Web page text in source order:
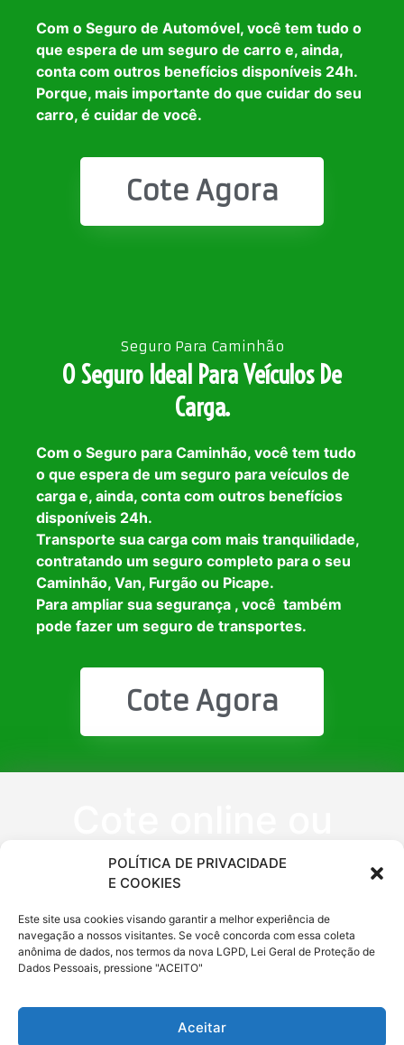
POLÍTICA DE PRIVACIDADE
E COOKIES
Este site usa cookies visando garantir a melhor experiência de
navegação a nossos visitantes. Se você concorda com essa coleta
anônima de dados, nos termos da nova LGPD, Lei Geral de Proteção de
Dados Pessoais, pressione "ACEITO"
Aceitar
Com o Seguro de Automóvel, você tem tudo o
que espera de um seguro de carro e, ainda,
conta com outros benefícios disponíveis 24h.
Porque, mais importante do que cuidar do seu
carro, é cuidar de você.
Cote Agora
Seguro Para Caminhão
O Seguro Ideal Para Veículos De
Carga.
Com o Seguro para Caminhão, você tem tudo
o que espera de um seguro para veículos de
carga e, ainda, conta com outros benefícios
disponíveis 24h.
Transporte sua carga com mais tranquilidade,
contratando um seguro completo para o seu
Caminhão, Van, Furgão ou Picape.
Para ampliar sua segurança , você também
pode fazer um seguro de transportes.
Cote Agora
peça via
WhatsApp
(11) 9 6620
0333